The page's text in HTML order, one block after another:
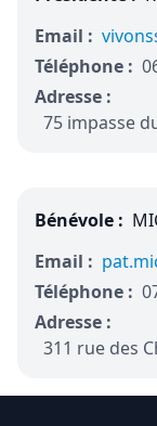
Email :
Téléphone :
Adresse :
75 impasse
Bénévole :
Email :
Téléphone :
Adresse :
311 rue des